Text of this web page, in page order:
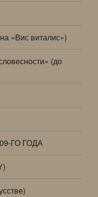
«Вис виталис»)
(до
ГО ГОДА